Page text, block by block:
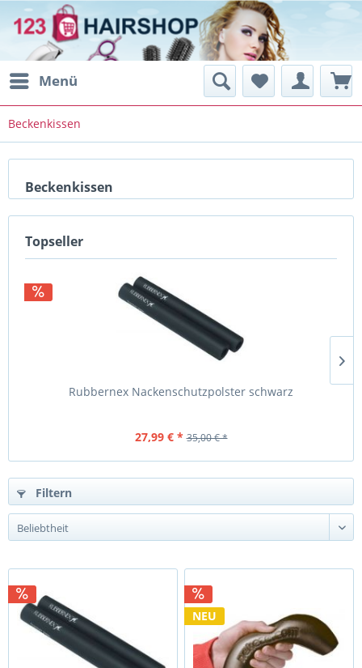
Menü
Beckenkissen
Beckenkissen
Topseller
Rubbernex Nackenschutzpolster schwarz
27,99 € * 35,00 € *
Filtern
NEU